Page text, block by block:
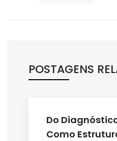
POSTAGENS
Do
Como